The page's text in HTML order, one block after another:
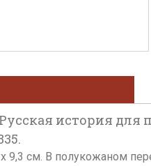
история для
9,3 см. В полукожаном